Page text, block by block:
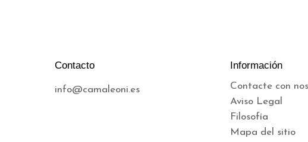
Contacto
info@camaleoni.es
Información
Contacte con
Aviso Legal
Filosofía
Mapa del sitio